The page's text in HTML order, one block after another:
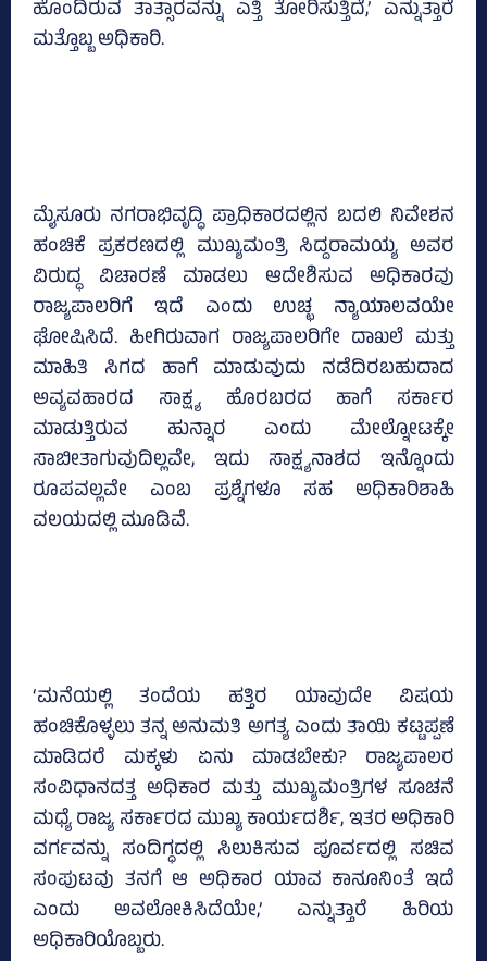
ಹೊಂದಿರುವ ತಾತ್ಸಾರವನ್ನು ಎತ್ತಿ ತೋರಿಸುತ್ತಿದೆ,’ ಎನ್ನುತ್ತಾರೆ
ಮತ್ತೊಬ್ಬ ಅಧಿಕಾರಿ.
ಮೈಸೂರು ನಗರಾಭಿವೃದ್ಧಿ ಪ್ರಾಧಿಕಾರದಲ್ಲಿನ ಬದಲಿ ನಿವೇಶನ
ಹಂಚಿಕೆ ಪ್ರಕರಣದಲ್ಲಿ ಮುಖ್ಯಮಂತ್ರಿ ಸಿದ್ದರಾಮಯ್ಯ ಅವರ
ವಿರುದ್ಧ ವಿಚಾರಣೆ ಮಾಡಲು ಆದೇಶಿಸುವ ಅಧಿಕಾರವು
ರಾಜ್ಯಪಾಲರಿಗೆ ಇದೆ ಎಂದು ಉಚ್ಛ ನ್ಯಾಯಾಲವಯೇ
ಘೋಷಿಸಿದೆ. ಹೀಗಿರುವಾಗ ರಾಜ್ಯಪಾಲರಿಗೇ ದಾಖಲೆ ಮತ್ತು
ಮಾಹಿತಿ ಸಿಗದ ಹಾಗೆ ಮಾಡುವುದು ನಡೆದಿರಬಹುದಾದ
ಅವ್ಯವಹಾರದ ಸಾಕ್ಷ್ಯ ಹೊರಬರದ ಹಾಗೆ ಸರ್ಕಾರ
ಮಾಡುತ್ತಿರುವ ಹುನ್ನಾರ ಎಂದು ಮೇಲ್ನೋಟಕ್ಕೇ
ಸಾಬೀತಾಗುವುದಿಲ್ಲವೇ, ಇದು ಸಾಕ್ಷ್ಯನಾಶದ ಇನ್ನೊಂದು
ರೂಪವಲ್ಲವೇ ಎಂಬ ಪ್ರಶ್ನೆಗಳೂ ಸಹ ಅಧಿಕಾರಿಶಾಹಿ
ವಲಯದಲ್ಲಿ ಮೂಡಿವೆ.
‘ಮನೆಯಲ್ಲಿ ತಂದೆಯ ಹತ್ತಿರ ಯಾವುದೇ ವಿಷಯ
ಹಂಚಿಕೊಳ್ಳಲು ತನ್ನ ಅನುಮತಿ ಅಗತ್ಯ ಎಂದು ತಾಯಿ ಕಟ್ಟಪ್ಪಣೆ
ಮಾಡಿದರೆ ಮಕ್ಕಳು ಏನು ಮಾಡಬೇಕು? ರಾಜ್ಯಪಾಲರ
ಸಂವಿಧಾನದತ್ತ ಅಧಿಕಾರ ಮತ್ತು ಮುಖ್ಯಮಂತ್ರಿಗಳ ಸೂಚನೆ
ಮಧ್ಯೆ ರಾಜ್ಯ ಸರ್ಕಾರದ ಮುಖ್ಯ ಕಾರ್ಯದರ್ಶಿ, ಇತರ ಅಧಿಕಾರಿ
ವರ್ಗವನ್ನು ಸಂದಿಗ್ಧದಲ್ಲಿ ಸಿಲುಕಿಸುವ ಪೂರ್ವದಲ್ಲಿ ಸಚಿವ
ಸಂಪುಟವು ತನಗೆ ಆ ಅಧಿಕಾರ ಯಾವ ಕಾನೂನಿಂತೆ ಇದೆ
ಎಂದು ಅವಲೋಕಿಸಿದೆಯೇ,’ ಎನ್ನುತ್ತಾರೆ ಹಿರಿಯ
ಅಧಿಕಾರಿಯೊಬ್ಬರು.